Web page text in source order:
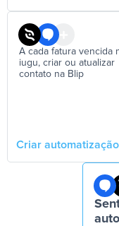
A cada fatura vencida
iugu, criar ou atualizar
contato na Blip
Criar automatização